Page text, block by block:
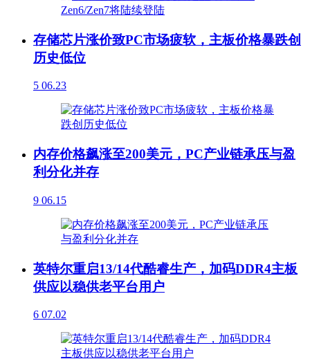
存储芯片涨价致PC市场疲软，主板价格暴跌创
历史低位
5 06.23
内存价格飙涨至200美元，PC产业链承压与盈
利分化并存
9 06.15
英特尔重启13/14代酷睿生产，加码DDR4主板
供应以稳供老平台用户
6 07.02